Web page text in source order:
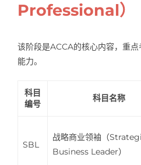
Professional）
该阶段是ACCA的核心内容，重
能力。
科目
编号
科目名称
SBL
战略商业领袖（
Business Leader）